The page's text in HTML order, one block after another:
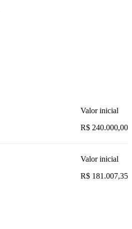
Valor inicial
R$ 240.000,00
Valor inicial
R$ 181.007,35